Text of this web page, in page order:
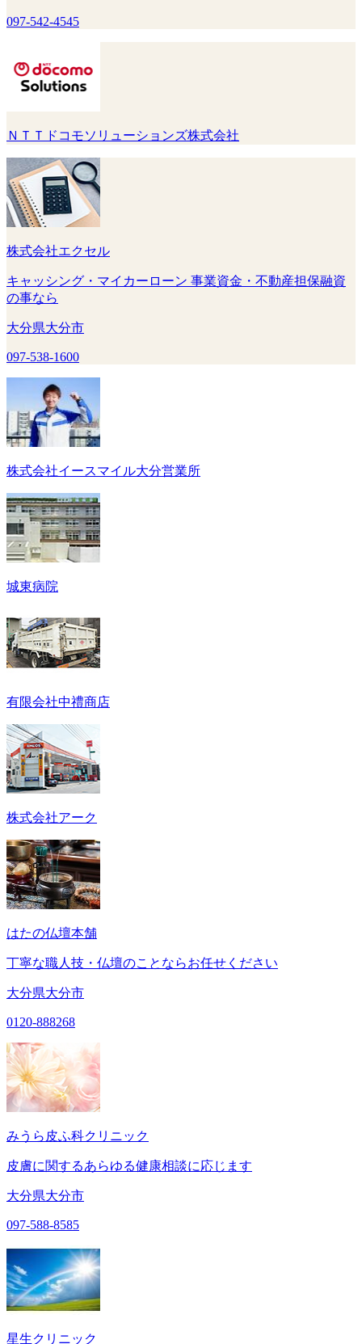
097-542-4545
ＮＴＴドコモソリューションズ株式会社
株式会社エクセル
キャッシング・マイカーローン 事業資金・不動産担保融資
の事なら
大分県大分市
097-538-1600
株式会社イースマイル大分営業所
城東病院
有限会社中禮商店
株式会社アーク
はたの仏壇本舗
丁寧な職人技・仏壇のことならお任せください
大分県大分市
0120-888268
みうら皮ふ科クリニック
皮膚に関するあらゆる健康相談に応じます
大分県大分市
097-588-8585
星生クリニック